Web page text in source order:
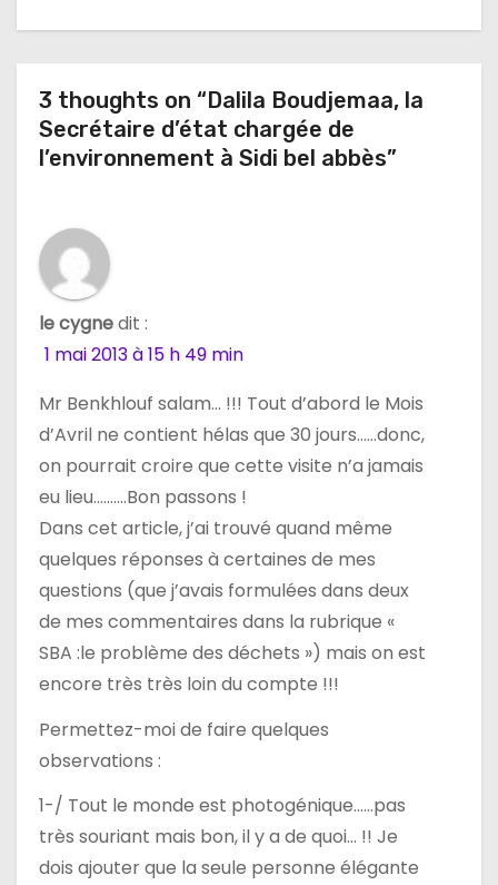
t
o
n
e
a
r
t
c
e
3 thoughts on “Dalila Boudjemaa, la
Secrétaire d’état chargée de
l’environnement à Sidi bel abbès”
le cygnedit :
1 mai 2013 à 15 h 49 min
Mr Benkhlouf salam… !!! Tout d’abord le Mois
d’Avril ne contient hélas que 30 jours……donc,
on pourrait croire que cette visite n’a jamais
eu lieu……….Bon passons !
Dans cet article, j’ai trouvé quand même
quelques réponses à certaines de mes
questions (que j’avais formulées dans deux
de mes commentaires dans la rubrique «
SBA :le problème des déchets ») mais on est
encore très très loin du compte !!!
Permettez-moi de faire quelques
observations :
1-/ Tout le monde est photogénique……pas
très souriant mais bon, il y a de quoi… !! Je
dois ajouter que la seule personne élégante